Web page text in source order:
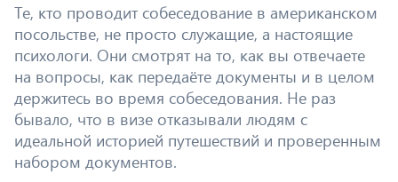
Те, кто проводит собеседование в американском
посольстве, не просто служащие, а настоящие
психологи. Они смотрят на то, как вы отвечаете
на вопросы, как передаёте документы и в целом
держитесь во время собеседования. Не раз
бывало, что в визе отказывали людям с
идеальной историей путешествий и проверенным
набором документов.